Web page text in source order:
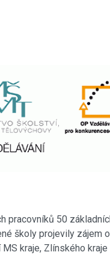
pracovníků 50
školy projevily zájem
kraje, Zlínského kraje